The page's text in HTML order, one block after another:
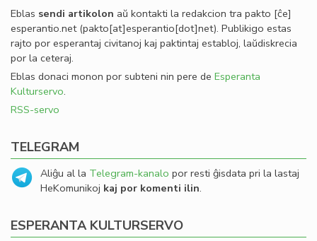
Eblas sendi artikolon aŭ kontakti la redakcion tra pakto [ĉe]
esperantio.net(pakto[at]esperantio[dot]net). Publikigo estas
rajto por esperantaj civitanoj kaj paktintaj establoj, laŭdiskrecia
por la ceteraj.
Eblas donaci monon por subteni nin pere de Esperanta
Kulturservo.
RSS-servo
TELEGRAM
Aliĝu al la Telegram-kanalo por resti ĝisdata pri la lastaj
HeKomunikoj kaj por komenti ilin.
ESPERANTA KULTURSERVO